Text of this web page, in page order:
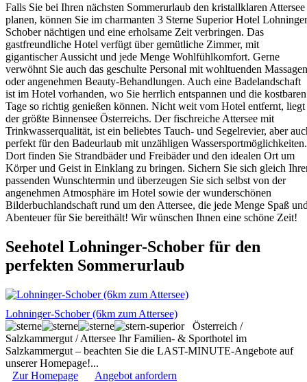
Falls Sie bei Ihren nächsten Sommerurlaub den kristallklaren Attersee
planen, können Sie im charmanten 3 Sterne Superior Hotel
Schober nächtigen und eine erholsame Zeit verbringen. Das
gastfreundliche Hotel verfügt über gemütliche Zimmer, mit
gigantischer Aussicht und jede Menge Wohlfühlkomfort. Gerne
verwöhnt Sie auch das geschulte Personal mit wohltuenden Massagen
oder angenehmen Beauty-Behandlungen. Auch eine Badelandschaft
ist im Hotel vorhanden, wo Sie herrlich entspannen und die kostbaren
Tage so richtig genießen können. Nicht weit vom Hotel entfernt, liegt
der größte Binnensee Österreichs. Der fischreiche Attersee mit
Trinkwasserqualität, ist ein beliebtes Tauch- und Segelrevier, aber
perfekt für den Badeurlaub mit unzähligen Wassersportmöglichkeiten.
Dort finden Sie Strandbäder und Freibäder und den idealen Ort um
Körper und Geist in Einklang zu bringen. Sichern Sie sich gleich
passenden Wunschtermin und überzeugen Sie sich selbst von der
angenehmen Atmosphäre im Hotel sowie der wunderschönen
Bilderbuchlandschaft rund um den Attersee, die jede Menge Spaß
Abenteuer für Sie bereithält! Wir wünschen Ihnen eine schöne Zeit!
Seehotel Lohninger-Schober für den
perfekten Sommerurlaub
Lohninger-Schober (6km zum Attersee)
Österreich /
Salzkammergut / Attersee Ihr Familien- & Sporthotel im
Salzkammergut – beachten Sie die LAST-MINUTE-Angebote auf
unserer Homepage!...
Zur Homepage
Angebot anfordern